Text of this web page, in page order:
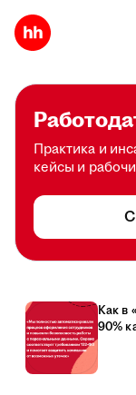
Практика и
кейсы и
Как в
90%